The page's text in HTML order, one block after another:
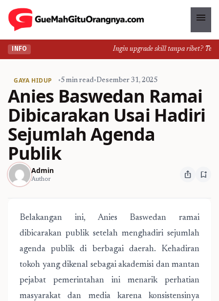
menu
INFO Ingin upgrade skill tanpa ribet?
GAYA HIDUP •5 min read•Desember 31, 2025
Anies Baswedan Ramai
Dibicarakan Usai Hadiri
Sejumlah Agenda
Publik
Admin
Author ios_share bookmark_add
Belakangan ini, Anies Baswedan ramai
dibicarakan publik setelah menghadiri sejumlah
agenda publik di berbagai daerah. Kehadiran
tokoh yang dikenal sebagai akademisi dan mantan
pejabat pemerintahan ini menarik perhatian
masyarakat dan media karena konsistensinya